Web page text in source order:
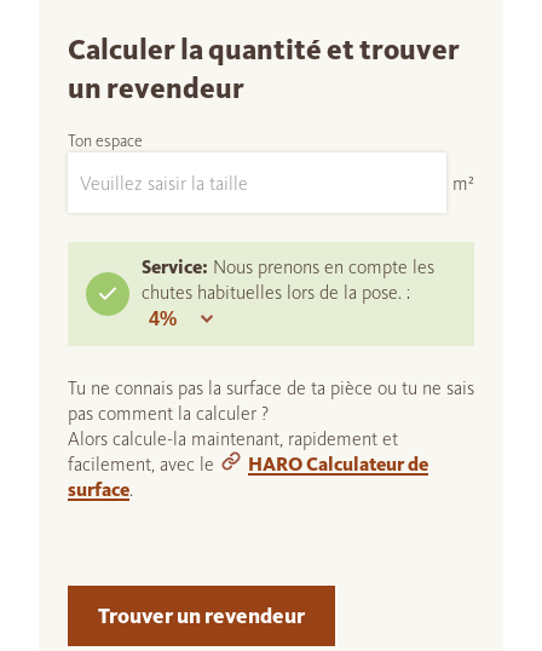
Calculer la quantité et trouver
un revendeur
Ton espace
m²
Service: Nous prenons en compte les
chutes habituelles lors de la pose. :
Tu ne connais pas la surface de ta pièce ou tu ne sais
pas comment la calculer ?
Alors calcule-la maintenant, rapidement et
facilement, avec le
HARO Calculateur de
surface.
Trouver un revendeur